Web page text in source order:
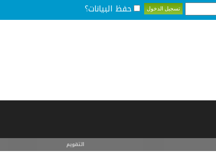
حفظ البيانات؟
التقويم